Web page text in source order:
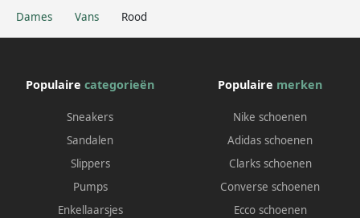
Dames Vans Rood
Populaire categorieën
Sneakers
Sandalen
Slippers
Pumps
Enkellaarsjes
Populaire merken
Nike schoenen
Adidas schoenen
Clarks schoenen
Converse schoenen
Ecco schoenen